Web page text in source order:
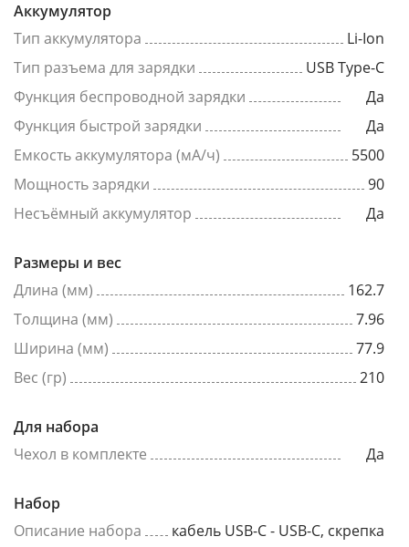
Аккумулятор
Тип аккумулятора
Li-Ion
Тип разъема для зарядки
USB Type-C
Функция беспроводной зарядки
Да
Функция быстрой зарядки
Да
Емкость аккумулятора (мА/ч)
5500
Мощность зарядки
90
Несъёмный аккумулятор
Да
Размеры и вес
Длина (мм)
162.7
Толщина (мм)
7.96
Ширина (мм)
77.9
Вес (гр)
210
Для набора
Чехол в комплекте
Да
Набор
Описание набора
кабель USB-C - USB-C, скрепка